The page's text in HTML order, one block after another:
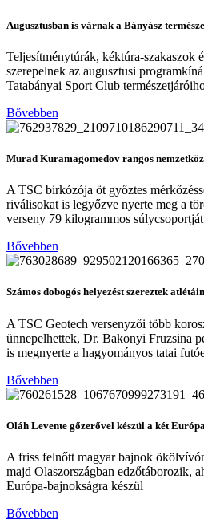
Augusztusban is várnak a Bányász
Teljesítménytúrák, kéktúra-szakaszok
szerepelnek az augusztusi
Tatabányai Sport Club
Bővebben
Murad Kuramagomedov rangos
A TSC birkózója öt győztes
riválisokat is legyőzve nyerte meg a
verseny 79 kilogrammos súlycsoportját
Bővebben
Számos dobogós helyezést szereztek
A TSC Geotech versenyzői több
ünnepelhettek, Dr. Bakonyi Fruzsina
is megnyerte a hagyományos tatai
Bővebben
Oláh Levente gőzerővel készül a két
A friss felnőtt magyar bajnok
majd Olaszországban edzőtáborozik,
Európa-bajnokságra készül
Bővebben